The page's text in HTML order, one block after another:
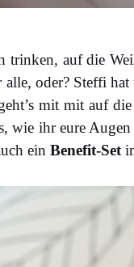
trinken, auf die
oder? Steffi
mit mit auf
wie ihr eure
ein Benefit-Set